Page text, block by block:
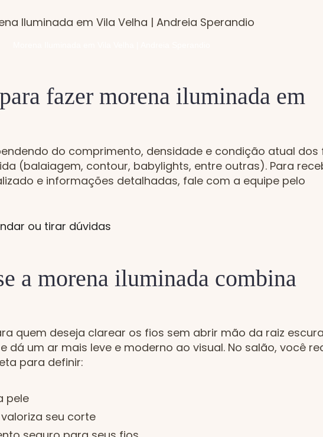
fazer morena iluminada em
do comprimento, densidade e condição atual dos
(balaiagem, contour, babylights, entre outras). Para
e informações detalhadas, fale com a equipe pelo
ou tirar dúvidas
a morena iluminada combina
quem deseja clarear os fios sem abrir mão da raiz
dá um ar mais leve e moderno ao visual. No salão, você
para definir:
pele
seu corte